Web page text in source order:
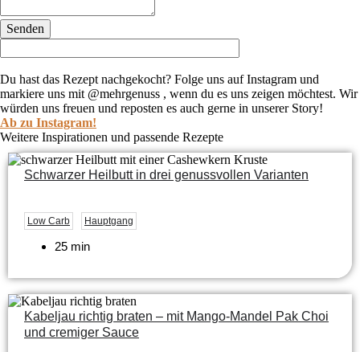
Senden
Du hast das Rezept nachgekocht? Folge uns auf Instagram und
markiere uns mit @mehrgenuss , wenn du es uns zeigen möchtest. Wir
würden uns freuen und reposten es auch gerne in unserer Story!
Ab zu Instagram!
Weitere Inspirationen und passende Rezepte
Schwarzer Heilbutt in drei genussvollen Varianten
Low Carb Hauptgang
25 min
Kabeljau richtig braten – mit Mango-Mandel Pak Choi
und cremiger Sauce